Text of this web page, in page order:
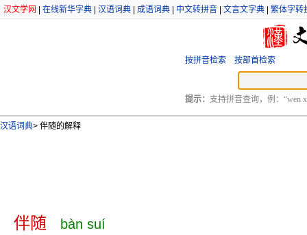
汉文学网 在线新华字典 汉语词典 成语词典 中文转拼音 文言文字典 繁体字转
按拼音检索 按部首检索
提示： 支持拼音查询，例：“wen
汉语词典> 伴随的解释
伴随 bàn suí